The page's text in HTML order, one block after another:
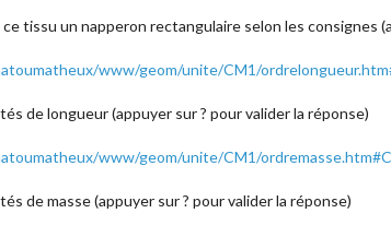
tissu un napperon rectangulaire selon les consignes
www/geom/unite/CM1/
de longueur (appuyer sur ? pour valider la réponse)
www/geom/unite/CM1/
de masse (appuyer sur ? pour valider la réponse)